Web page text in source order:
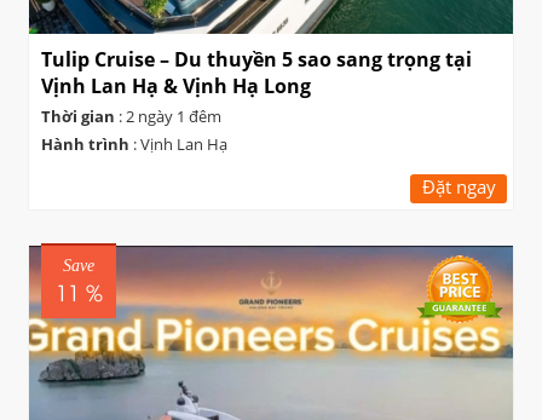
Tulip Cruise – Du thuyền 5 sao sang trọng tại
Vịnh Lan Hạ & Vịnh Hạ Long
Thời gian : 2 ngày 1 đêm
Hành trình : Vịnh Lan Hạ
Đặt ngay
Save
11 %